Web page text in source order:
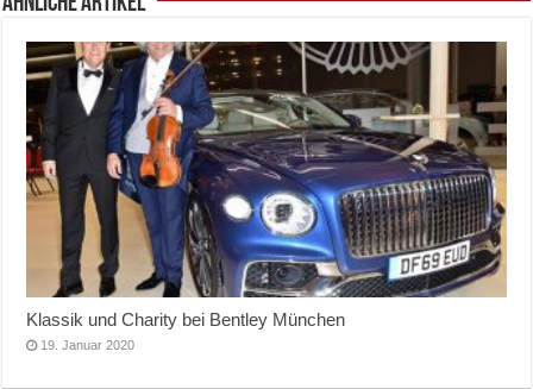
Klassik und Charity bei Bentley München
19. Januar 2020